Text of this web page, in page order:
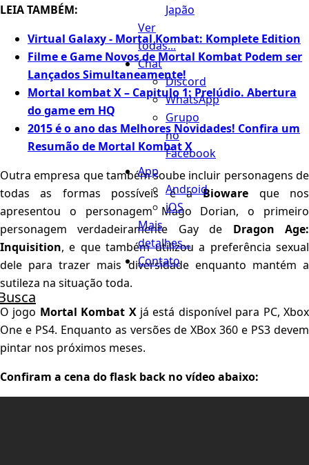
Japão
Ver
todas...
Chat
Discord
WhatsApp
Grupo
no
Facebook
App
Android
iOS
Mais
detalhes...
Contato
LEIA TAMBÉM:
Virtual Galaxy - Mortal Kombat: Komplete Edition
Filme e Game Novos de Mortal Kombat Podem ser
Lançados Simultaneamente!
Mortal kombat X – Capitulo 1: Prelúdio. Abertura
do game em HQ
2015 é o ano das Melhores Novidades! Confira um
Resumão de Mortal Kombat X
Outra empresa que também soube incluir personagens de
todas as formas possíveis é aBioware que nos
apresentou o personagem Mago Dorian, o primeiro
personagem verdadeiramente Gay de Dragon Age:
Inquisition, e que também utilizou a preferência sexual
dele para trazer mais diversidade enquanto mantém a
sutileza na situação toda.
O jogo Mortal Kombat X já está disponível para PC, Xbox
One e PS4. Enquanto as versões de XBox 360 e PS3 devem
pintar nos próximos meses.
Confiram a cena do flask back no vídeo abaixo: